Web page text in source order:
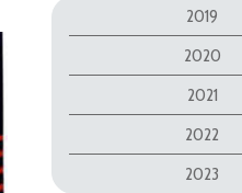
2019
2020
2021
2022
2023